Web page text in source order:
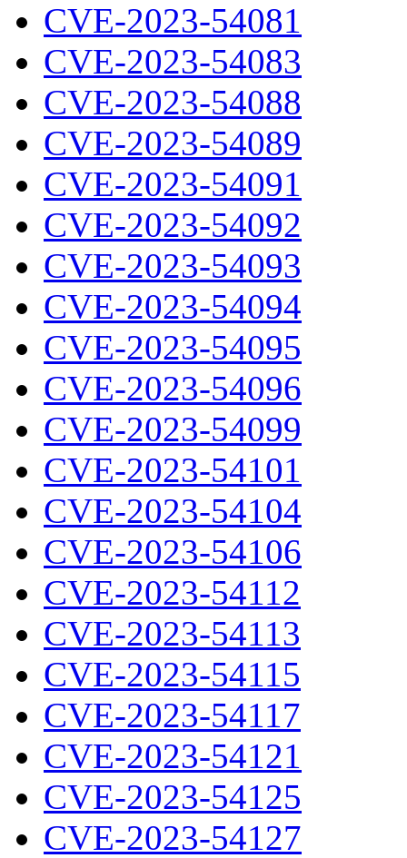
CVE-2023-54081
CVE-2023-54083
CVE-2023-54088
CVE-2023-54089
CVE-2023-54091
CVE-2023-54092
CVE-2023-54093
CVE-2023-54094
CVE-2023-54095
CVE-2023-54096
CVE-2023-54099
CVE-2023-54101
CVE-2023-54104
CVE-2023-54106
CVE-2023-54112
CVE-2023-54113
CVE-2023-54115
CVE-2023-54117
CVE-2023-54121
CVE-2023-54125
CVE-2023-54127